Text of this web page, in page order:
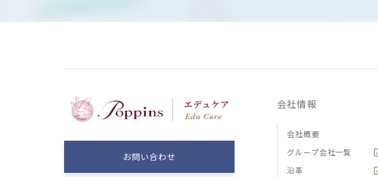
お問い合わせ
会社情報
会社概要
グループ会社一覧
沿革